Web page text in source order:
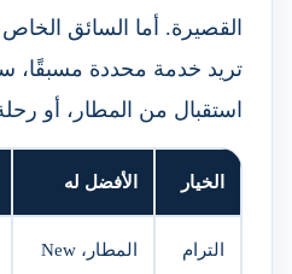
القصيرة. أما السائق
تريد خدمة محددة مسبقًا،
استقبال من المطار، أو
الخيار الأفضل له
الترام
المطار، New